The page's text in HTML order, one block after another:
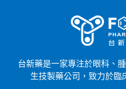
台新藥是一家專注於眼科、
生技製藥公司，致力於臨